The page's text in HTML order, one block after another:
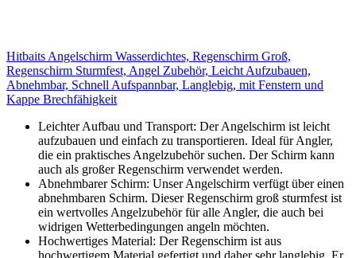
Hitbaits Angelschirm Wasserdichtes, Regenschirm Groß,
Regenschirm Sturmfest, Angel Zubehör, Leicht Aufzubauen,
Abnehmbar, Schnell Aufspannbar, Langlebig, mit Fenstern und
Kappe Brechfähigkeit
Leichter Aufbau und Transport: Der Angelschirm ist leicht
aufzubauen und einfach zu transportieren. Ideal für Angler,
die ein praktisches Angelzubehör suchen. Der Schirm kann
auch als großer Regenschirm verwendet werden.
Abnehmbarer Schirm: Unser Angelschirm verfügt über einen
abnehmbaren Schirm. Dieser Regenschirm groß sturmfest ist
ein wertvolles Angelzubehör für alle Angler, die auch bei
widrigen Wetterbedingungen angeln möchten.
Hochwertiges Material: Der Regenschirm ist aus